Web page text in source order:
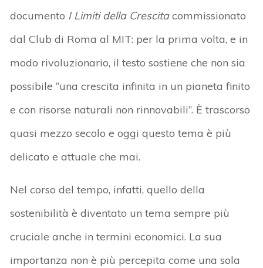
documento I Limiti della Crescitacommissionato
dal Club di Roma al MIT: per la prima volta, e in
modo rivoluzionario, il testo sostiene che non sia
possibile “una crescita infinita in un pianeta finito
e con risorse naturali non rinnovabili”. È trascorso
quasi mezzo secolo e oggi questo tema è più
delicato e attuale che mai.
Nel corso del tempo, infatti, quello della
sostenibilità è diventato un tema sempre più
cruciale anche in termini economici. La sua
importanza non è più percepita come una sola